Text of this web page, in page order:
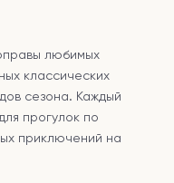
любимых
классических
сезона. Каждый
прогулок по
приключений на